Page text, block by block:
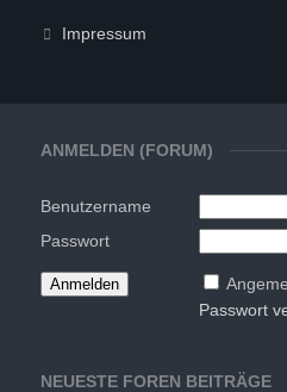
ANMELDEN (FORUM)
Benutzername
Passwort
Passwort
NEUESTE FOREN BEITRÄGE
Impressum